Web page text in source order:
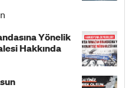
Yönelik
Hakkında